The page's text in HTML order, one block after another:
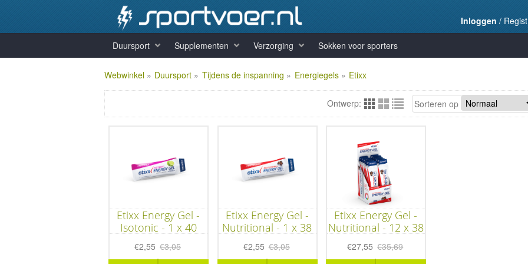
Inloggen /
Duursport Supplementen Verzorging Sokken voor sporters
Webwinkel» Duursport » Tijdens de inspanning » Energiegels» Etixx
Sorteren op
Ontwerp:
Etixx Energy Gel -
Isotonic - 1 x 40
€2,55 €3,05
Etixx Energy Gel -
Nutritional - 1 x 38
€2,55 €3,05
Etixx Energy Gel -
Nutritional - 12 x 38
€27,55 €35,69